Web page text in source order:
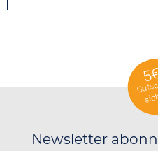
Newsletter